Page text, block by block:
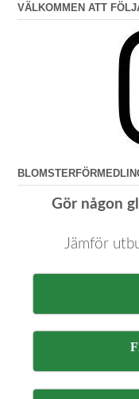
VÄLKOMMEN ATT
Gör någon
Jämför